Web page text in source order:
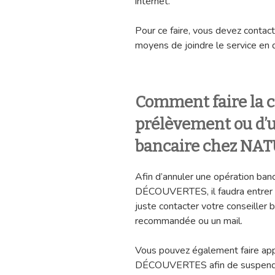
Pour ce faire, vous devez
moyens de joindre le service en
Comment faire la
prélèvement ou
bancaire chez
Afin d’annuler une opération
DÉCOUVERTES, il faudra
juste contacter votre conseiller
recommandée ou un mail.
Vous pouvez également faire
DÉCOUVERTES afin de